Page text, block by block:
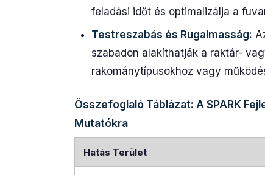
feladási időt és optimalizálja a
Testreszabás és Rugalmasság:
szabadon alakíthatják a raktár-
rakománytípusokhoz vagy
Összefoglaló Táblázat: A SPARK
Mutatókra
Hatás Terület